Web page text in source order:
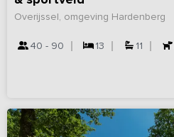
Overijssel, omgeving Hardenberg
40 - 90 13 11